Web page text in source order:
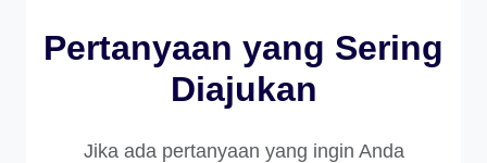
Pertanyaan yang Sering
Diajukan
Jika ada pertanyaan yang ingin Anda